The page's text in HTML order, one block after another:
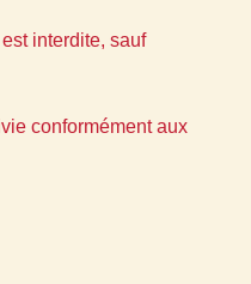
interdite, sauf
conformément aux